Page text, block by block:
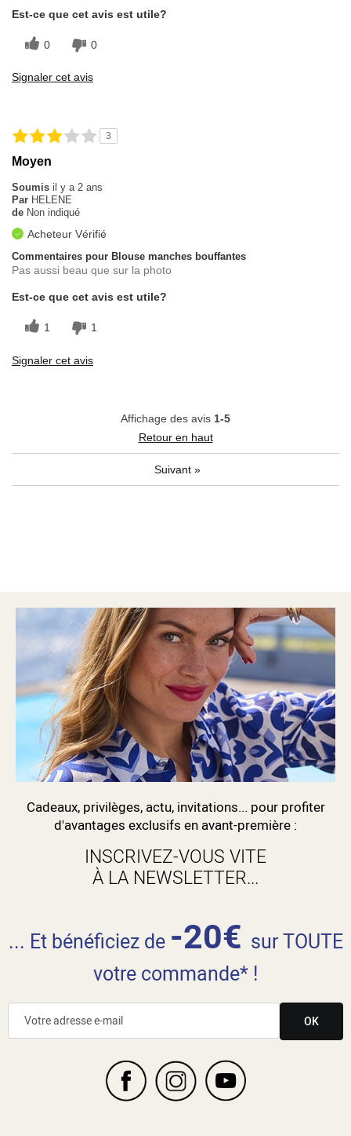
Est-ce que cet avis est utile?
0 0
Signaler cet avis
3
Moyen
Soumis il y a 2 ans
Par HELENE
de Non indiqué
Acheteur Vérifié
Commentaires pour Blouse manches bouffantes
Pas aussi beau que sur la photo
Est-ce que cet avis est utile?
1 1
Signaler cet avis
Affichage des avis 1-5
Retour en haut
Suivant »
Cadeaux, privilèges, actu, invitations... pour profiter
d'avantages exclusifs en avant-première :
INSCRIVEZ-VOUS VITE
À LA NEWSLETTER...
... Et bénéficiez de -20€ sur TOUTE
votre commande* !
OK